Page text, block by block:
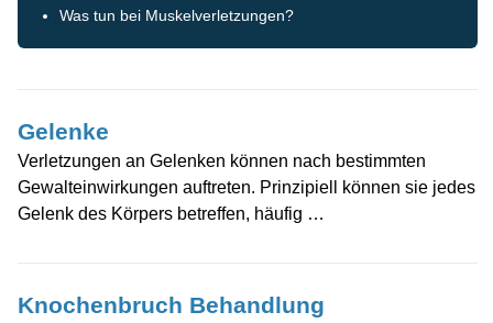
Was tun bei Muskelverletzungen?
Gelenke
Verletzungen an Gelenken können nach bestimmten
Gewalteinwirkungen auftreten. Prinzipiell können sie jedes
Gelenk des Körpers betreffen, häufig …
Knochenbruch Behandlung